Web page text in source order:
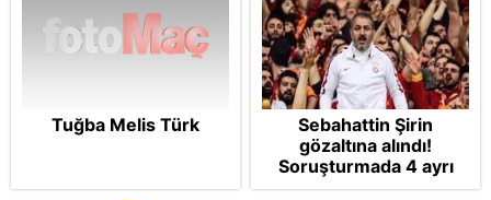
Tuğba Melis Türk
Sebahattin Şirin
gözaltına alındı!
Soruşturmada 4 ayrı
suçlama var